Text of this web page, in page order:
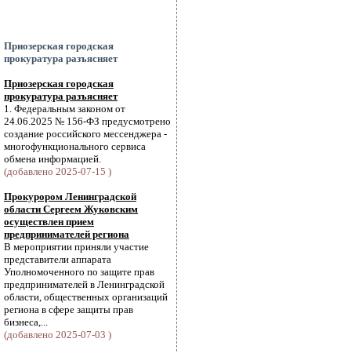
Приозерская городская
прокуратура разъясняет
Приозерская городская
прокуратура разъясняет
1. Федеральным законом от
24.06.2025 № 156-ФЗ предусмотрено
создание российского мессенджера -
многофункционального сервиса
обмена информацией.
(добавлено 2025-07-15 )
Прокурором Ленинградской
области Сергеем Жуковским
осуществлен прием
предпринимателей региона
В мероприятии приняли участие
представители аппарата
Уполномоченного по защите прав
предпринимателей в Ленинградской
области, общественных организаций
региона в сфере защиты прав
бизнеса,...
(добавлено 2025-07-03 )